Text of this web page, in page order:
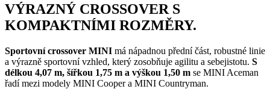
VÝRAZNÝ CROSSOVER S
KOMPAKTNÍMI ROZMĚRY.
Sportovní crossover MINI má nápadnou přední část, robustné linie
a výrazně sportovní vzhled, který zosobňuje agilitu a sebejistotu. S
délkou 4,07 m, šířkou 1,75 m a výškou 1,50 m se MINI Aceman
řadí mezi modely MINI Cooper a MINI Countryman.